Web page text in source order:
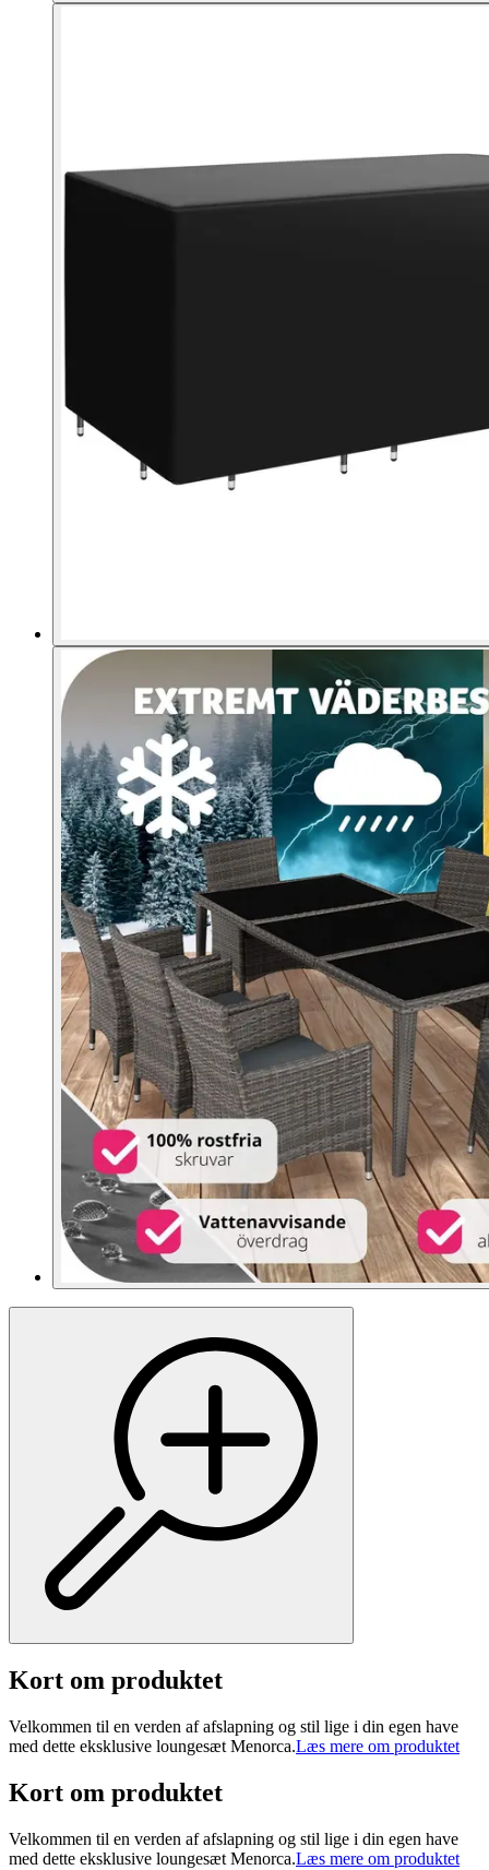
Kort om produktet
Velkommen til en verden af afslapning og stil lige i din egen have
med dette eksklusive loungesæt Menorca.Læs mere om produktet
Kort om produktet
Velkommen til en verden af afslapning og stil lige i din egen have
med dette eksklusive loungesæt Menorca.Læs mere om produktet